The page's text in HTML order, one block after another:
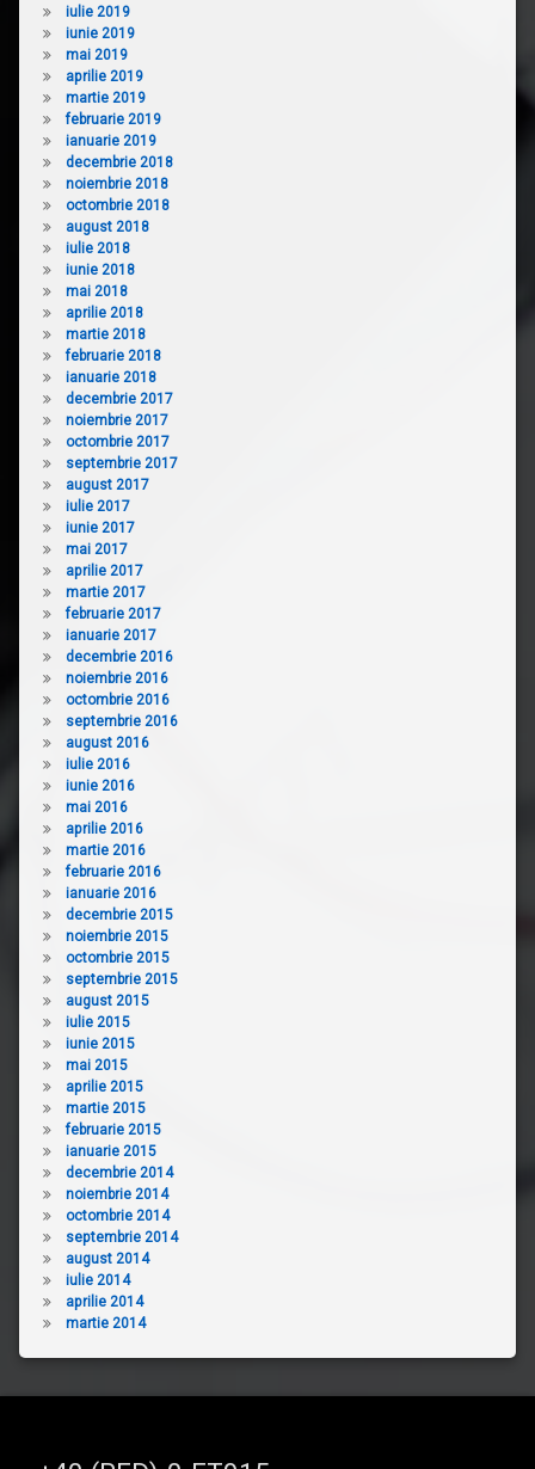
iulie 2019
iunie 2019
mai 2019
aprilie 2019
martie 2019
februarie 2019
ianuarie 2019
decembrie 2018
noiembrie 2018
octombrie 2018
august 2018
iulie 2018
iunie 2018
mai 2018
aprilie 2018
martie 2018
februarie 2018
ianuarie 2018
decembrie 2017
noiembrie 2017
octombrie 2017
septembrie 2017
august 2017
iulie 2017
iunie 2017
mai 2017
aprilie 2017
martie 2017
februarie 2017
ianuarie 2017
decembrie 2016
noiembrie 2016
octombrie 2016
septembrie 2016
august 2016
iulie 2016
iunie 2016
mai 2016
aprilie 2016
martie 2016
februarie 2016
ianuarie 2016
decembrie 2015
noiembrie 2015
octombrie 2015
septembrie 2015
august 2015
iulie 2015
iunie 2015
mai 2015
aprilie 2015
martie 2015
februarie 2015
ianuarie 2015
decembrie 2014
noiembrie 2014
octombrie 2014
septembrie 2014
august 2014
iulie 2014
aprilie 2014
martie 2014